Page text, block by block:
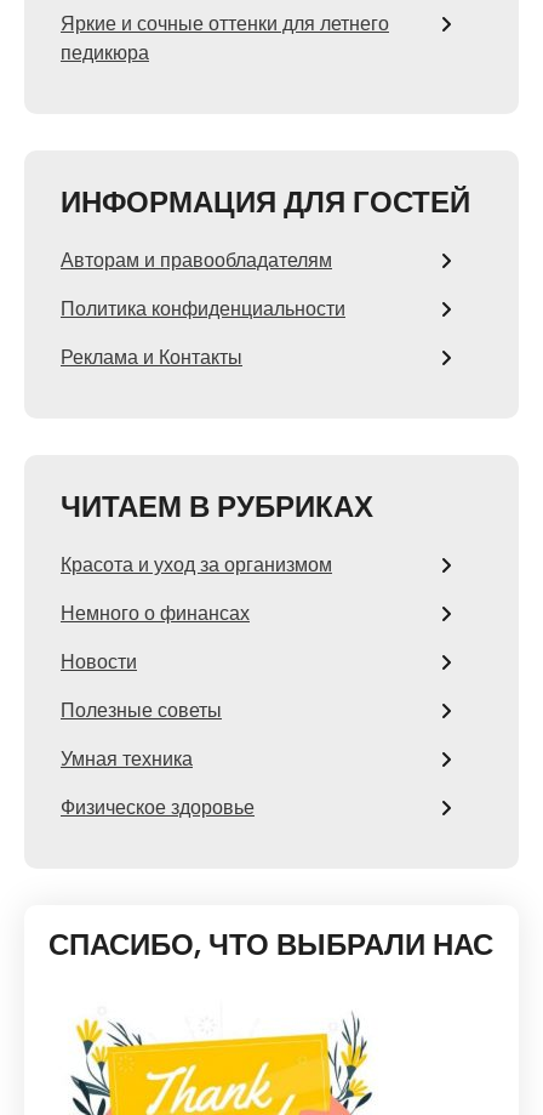
Яркие и сочные оттенки для летнего
педикюра
ИНФОРМАЦИЯ ДЛЯ ГОСТЕЙ
Авторам и правообладателям
Политика конфиденциальности
Реклама и Контакты
ЧИТАЕМ В РУБРИКАХ
Красота и уход за организмом
Немного о финансах
Новости
Полезные советы
Умная техника
Физическое здоровье
СПАСИБО, ЧТО ВЫБРАЛИ НАС